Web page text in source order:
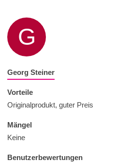
G
Georg Steiner
Vorteile
Originalprodukt, guter Preis
Mängel
Keine
Benutzerbewertungen